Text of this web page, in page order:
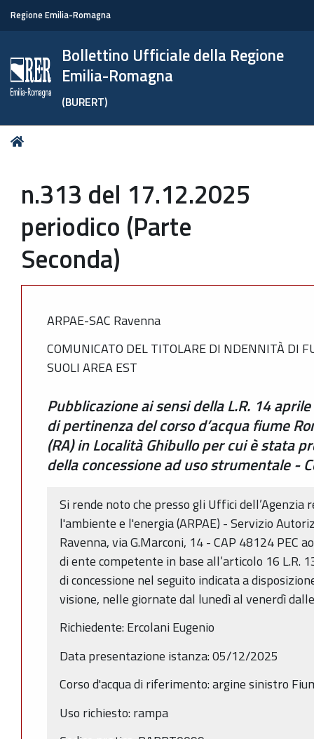
Regione Emilia-Romagna
Bollettino Ufficiale della Regione
Emilia-Romagna
(BURERT)
Tu
n.313 del 17.12.2025
periodico (Parte
Seconda)
ARPAE-SAC Ravenna
COMUNICATO DEL TITOLARE DI NDENNITÀ DI
SUOLI AREA EST
Pubblicazione ai sensi della L.R. 14
di pertinenza del corso d’acqua fiume
(RA) in Località Ghibullo per cui è stata
della concessione ad uso strumentale -
Si rende noto che presso gli Uffici dell’Agenzia
l'ambiente e l'energia (ARPAE) - Servizio
Ravenna, via G.Marconi, 14 - CAP 48124 PEC
di ente competente in base all’articolo 16 L.R.
di concessione nel seguito indicata a
visione, nelle giornate dal lunedì al venerdì
Richiedente: Ercolani Eugenio
Data presentazione istanza: 05/12/2025
Corso d'acqua di riferimento: argine sinistro
Uso richiesto: rampa